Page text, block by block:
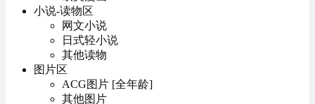
小说-读物区
网文小说
日式轻小说
其他读物
图片区
ACG图片 [全年龄]
其他图片